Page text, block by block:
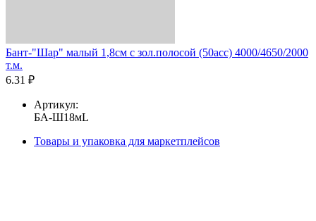
Бант-"Шар" малый 1,8см с зол.полосой (50асс) 4000/4650/2000
т.м.
6.31 ₽
Артикул:
БА-Ш18мL
Товары и упаковка для маркетплейсов